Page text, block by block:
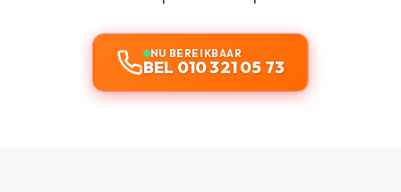
NU BEREIKBAAR
BEL 010 321 05 73